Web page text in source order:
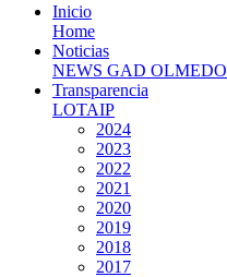
Inicio
Home
Noticias
NEWS GAD OLMEDO
Transparencia
LOTAIP
2024
2023
2022
2021
2020
2019
2018
2017